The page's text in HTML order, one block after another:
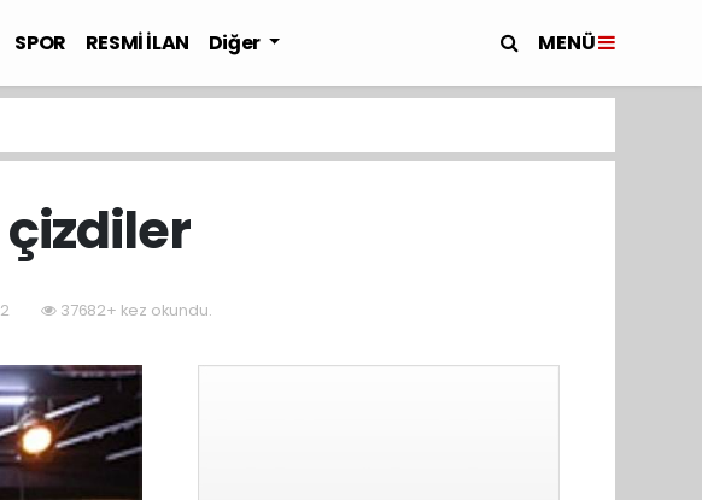
SPOR RESMİ İLAN Diğer MENÜ
37682+ kez okundu.